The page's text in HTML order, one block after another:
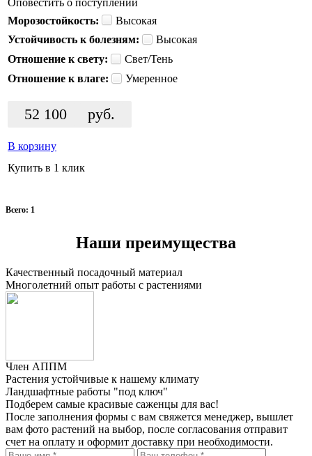
Морозостойкость:
Высокая
Устойчивость к болезням:
Высокая
Отношение к свету:
Свет/Тень
Отношение к влаге:
Умеренное
52 100 руб.
В корзину
Купить в 1 клик
Всего: 1
Наши преимущества
Качественный посадочный материал
Многолетний опыт работы с растениями
Член АППМ
Растения устойчивые к нашему климату
Ландшафтные работы "под ключ"
Подберем самые красивые саженцы для вас!
После заполнения формы с вам свяжется менеджер, вышлет
вам фото растений на выбор, после согласования отправит
счет на оплату и оформит доставку при необходимости.